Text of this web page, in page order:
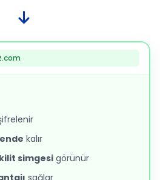
kalır
kilit simgesi görünür
sağlar